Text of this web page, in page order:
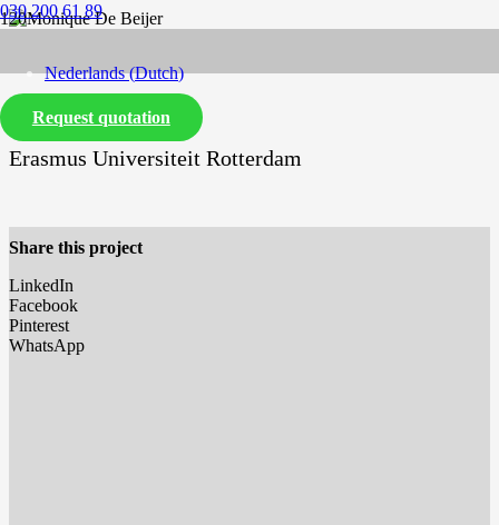
030 200 61 89
Nederlands(Dutch)
English
Request quotation
Erasmus Universiteit Rotterdam
Share this project
LinkedIn
Facebook
Pinterest
WhatsApp